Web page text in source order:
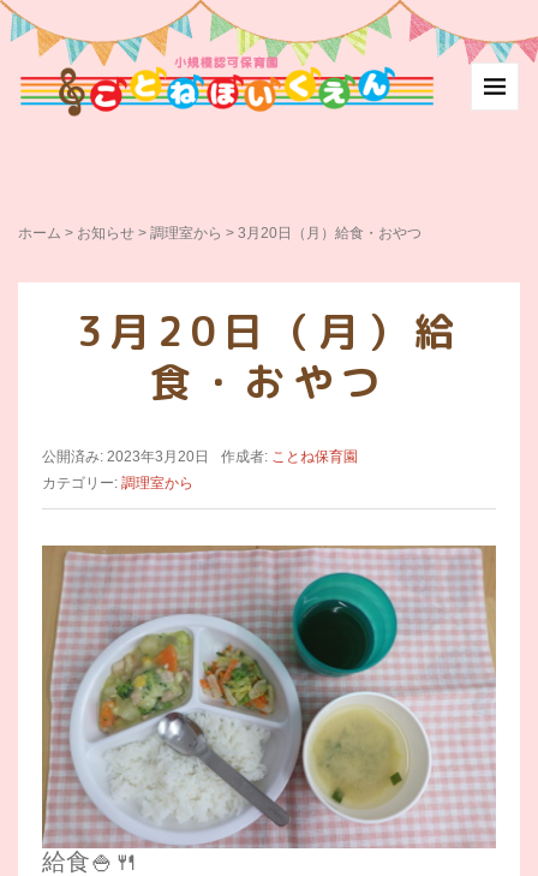
ホーム > お知らせ > 調理室から > 3月20日（月）給食・おやつ
3月20日（月）給
食・おやつ
公開済み: 2023年3月20日 作成者: ことね保育園
カテゴリー: 調理室から
給食🍚🍴